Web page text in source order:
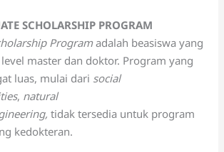
SCHOLARSHIP PROGRAM
Programadalah beasiswa yang
master dan doktor. Program yang
luas, mulai dari social
, natural
tidak tersedia untuk program
kedokteran.